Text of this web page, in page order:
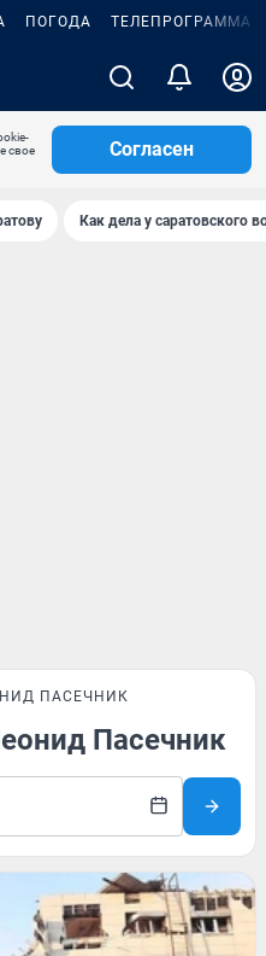
ПОГОДА ТЕЛЕПРОГРАММА
свое
Согласен
Как дела у саратовского
ПАСЕЧНИК
Пасечник